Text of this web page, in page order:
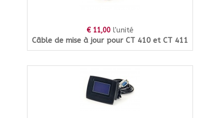
€ 11,00 l'unité
Câble de mise à jour pour CT 410 et CT 411